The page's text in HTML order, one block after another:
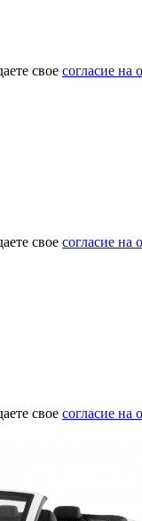
свое согласие на
свое согласие на
свое согласие на